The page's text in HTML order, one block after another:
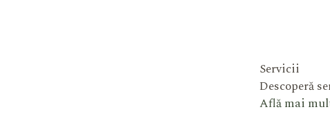
Servicii
Descoperă
Află mai